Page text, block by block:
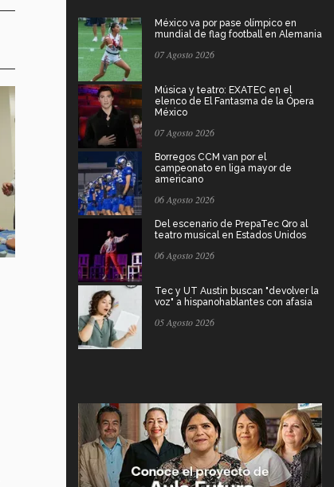
México va por pase olímpico en
mundial de flag football en Alemania
07 Agosto 2026
Música y teatro: EXATEC en el
elenco de El Fantasma de la Ópera
México
07 Agosto 2026
Borregos CCM van por el
campeonato en liga mayor de
americano
06 Agosto 2026
Del escenario de PrepaTec Qro al
teatro musical en Estados Unidos
06 Agosto 2026
Tec y UT Austin buscan "devolver la
voz" a hispanohablantes con afasia
05 Agosto 2026